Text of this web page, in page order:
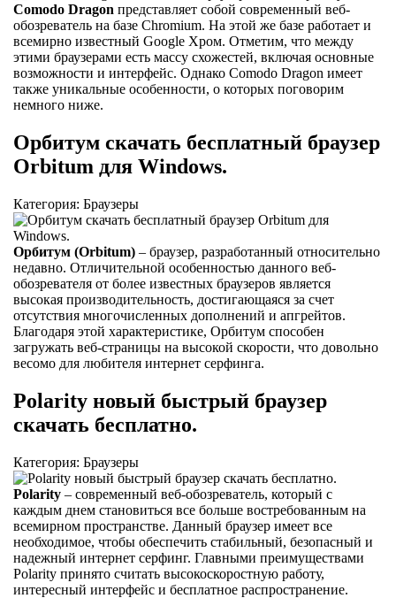
Comodo Dragon представляет собой современный веб-
обозреватель на базе Chromium. На этой же базе работает и
всемирно известный Google Хром. Отметим, что между
этими браузерами есть массу схожестей, включая основные
возможности и интерфейс. Однако Comodo Dragon имеет
также уникальные особенности, о которых поговорим
немного ниже.
Орбитум скачать бесплатный браузер
Orbitum для Windows.
Категория: Браузеры
Орбитум (Orbitum) – браузер, разработанный относительно
недавно. Отличительной особенностью данного веб-
обозревателя от более известных браузеров является
высокая производительность, достигающаяся за счет
отсутствия многочисленных дополнений и апгрейтов.
Благодаря этой характеристике, Орбитум способен
загружать веб-страницы на высокой скорости, что довольно
весомо для любителя интернет серфинга.
Polarity новый быстрый браузер
скачать бесплатно.
Категория: Браузеры
Polarity – современный веб-обозреватель, который с
каждым днем становиться все больше востребованным на
всемирном пространстве. Данный браузер имеет все
необходимое, чтобы обеспечить стабильный, безопасный и
надежный интернет серфинг. Главными преимуществами
Polarity принято считать высокоскоростную работу,
интересный интерфейс и бесплатное распространение.